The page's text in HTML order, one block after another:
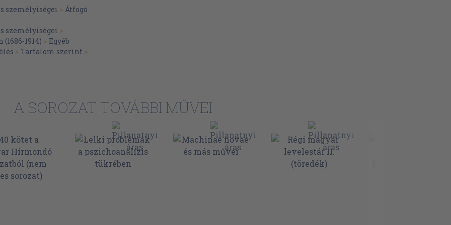
vége
vagyok!"
162
a
178
személyiségei > Átfogó
személyiségei >
1914) > Egyéb
> Tartalom szerint >
A SOROZAT TOVÁBBI MŰVEI